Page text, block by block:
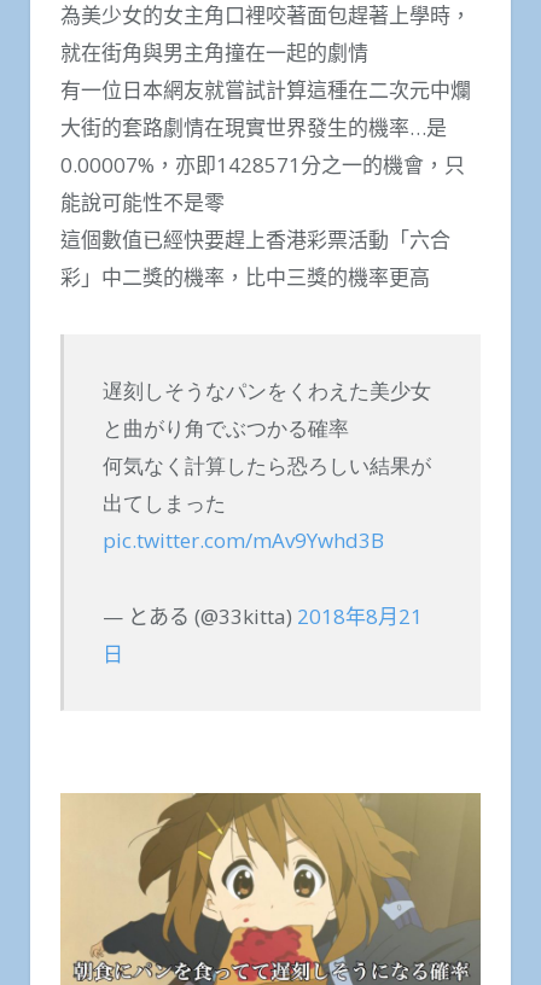
為美少女的女主角口裡咬著面包趕著上學時，
就在街角與男主角撞在一起的劇情
有一位日本網友就嘗試計算這種在二次元中爛
大街的套路劇情在現實世界發生的機率…是
0.00007%，亦即1428571分之一的機會，只
能說可能性不是零
這個數值已經快要趕上香港彩票活動「六合
彩」中二獎的機率，比中三獎的機率更高
遅刻しそうなパンをくわえた美少女
と曲がり角でぶつかる確率
何気なく計算したら恐ろしい結果が
出てしまった
pic.twitter.com/mAv9Ywhd3B
— とある (@33kitta) 2018年8月21
日